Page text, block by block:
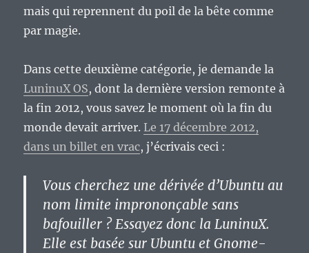
mais qui reprennent du poil de la bête comme
par magie.
Dans cette deuxième catégorie, je demande la
LuninuX OS, dont la dernière version remonte à
la fin 2012, vous savez le moment où la fin du
monde devait arriver. Le 17 décembre 2012,
dans un billet en vrac, j’écrivais ceci :
Vous cherchez une dérivée d’Ubuntu au
nom limite imprononçable sans
bafouiller ? Essayez donc la LuninuX.
Elle est basée sur Ubuntu et Gnome-